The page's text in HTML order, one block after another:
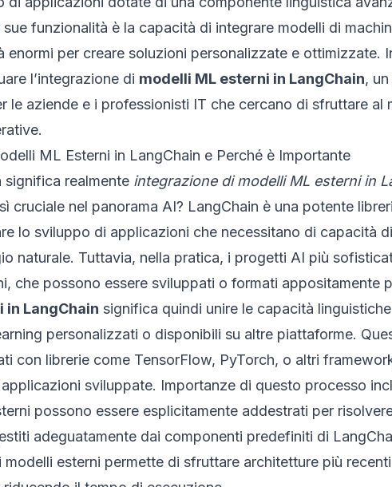
funzionalità è la capacità di integrare modelli di
per creare soluzioni personalizzate e ottimizzate.
l’integrazione di modelli ML esterni in LangChain,
le aziende e i professionisti IT che cercano di sfruttare al
ML Esterni in LangChain e Perché è Importante
significa realmente integrazione di modelli ML esterni in
cruciale nel panorama AI? LangChain è una potente
lo sviluppo di applicazioni che necessitano di capacità
naturale. Tuttavia, nella pratica, i progetti AI più
che possono essere sviluppati o formati appositamente
in LangChain significa quindi unire le capacità
personalizzati o disponibili su altre piattaforme.
con librerie come TensorFlow, PyTorch, o altri
sviluppate. Importanze di questo processo
possono essere esplicitamente addestrati per
adeguatamente dai componenti predefiniti di
modelli esterni permette di sfruttare architetture più